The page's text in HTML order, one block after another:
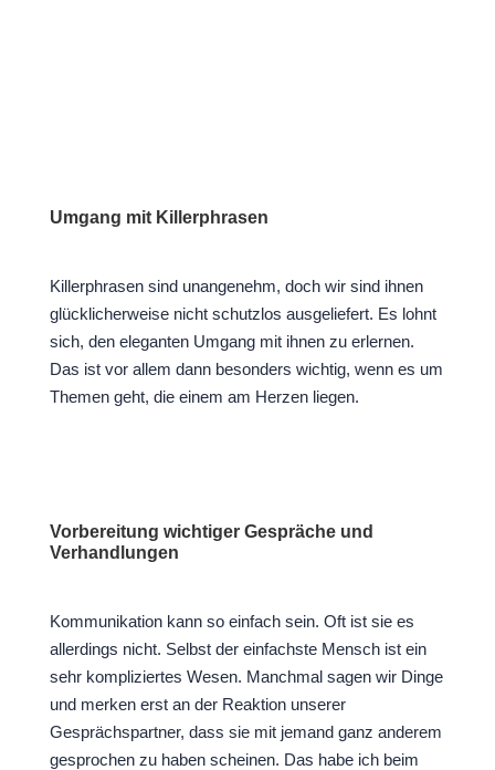
Umgang mit Killerphrasen
Killerphrasen sind unangenehm, doch wir sind ihnen
glücklicherweise nicht schutzlos ausgeliefert. Es lohnt
sich, den eleganten Umgang mit ihnen zu erlernen.
Das ist vor allem dann besonders wichtig, wenn es um
Themen geht, die einem am Herzen liegen.
Vorbereitung wichtiger Gespräche und
Verhandlungen
Kommunikation kann so einfach sein. Oft ist sie es
allerdings nicht. Selbst der einfachste Mensch ist ein
sehr kompliziertes Wesen. Manchmal sagen wir Dinge
und merken erst an der Reaktion unserer
Gesprächspartner, dass sie mit jemand ganz anderem
gesprochen zu haben scheinen. Das habe ich beim